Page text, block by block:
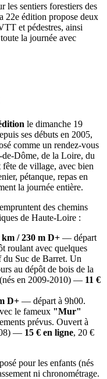
sentiers forestiers des
22e édition propose deux
et pédestres, ainsi
la journée avec
le dimanche 19
ses débuts en 2005,
comme un rendez-vous
Dôme, de la Loire, du
de village, avec bien
pétanque, repas en
la journée entière.
empruntent des chemins
de Haute-Loire :
/ 230 m D+ — départ
roulant avec quelques
du Suc de Barret. Un
au dépôt de bois de la
en 2009-2010) — 11 €
D+ — départ à 9h00.
le fameux "Mur"
prévus. Ouvert à
— 15 € en ligne, 20 €
pour les enfants (nés
ni chronométrage.